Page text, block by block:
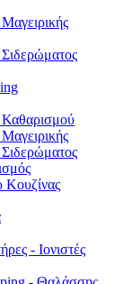
- Ιονιστές